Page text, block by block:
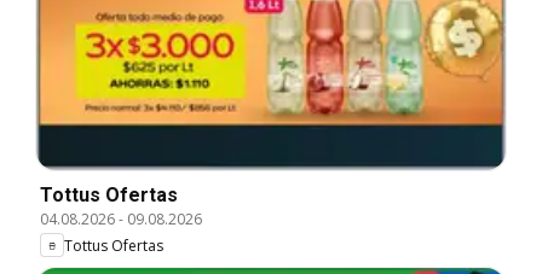
Tottus Ofertas
04.08.2026- 09.08.2026
Tottus Ofertas